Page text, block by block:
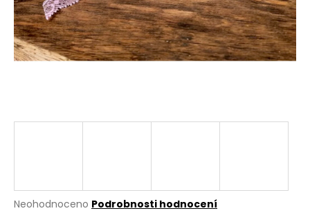
Průměrné
Neohodnoceno Podrobnosti hodnocení
a
j
í